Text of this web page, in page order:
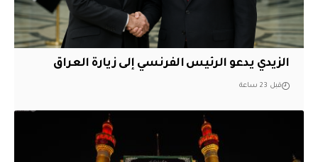
الزيدي يدعو الرئيس الفرنسي إلى زيارة العراق
قبل 23 ساعة